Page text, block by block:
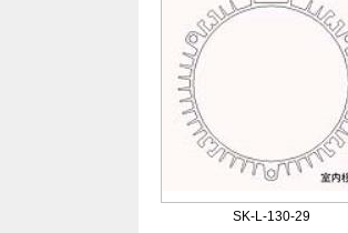
SK-L-130-29